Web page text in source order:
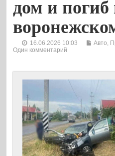
дом и погиб
16.06.2026 10:03 Авто
Один комментарий